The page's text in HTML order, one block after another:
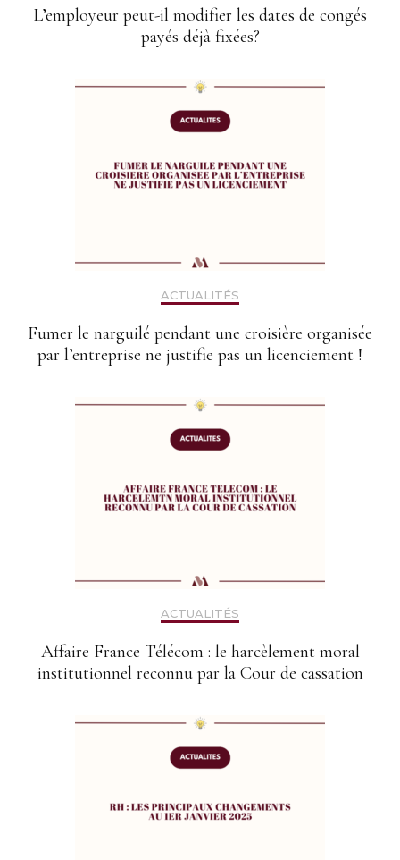
L’employeur peut-il modifier les dates de congés
payés déjà fixées?
ACTUALITÉS
Fumer le narguilé pendant une croisière organisée
par l’entreprise ne justifie pas un licenciement !
ACTUALITÉS
Affaire France Télécom : le harcèlement moral
institutionnel reconnu par la Cour de cassation